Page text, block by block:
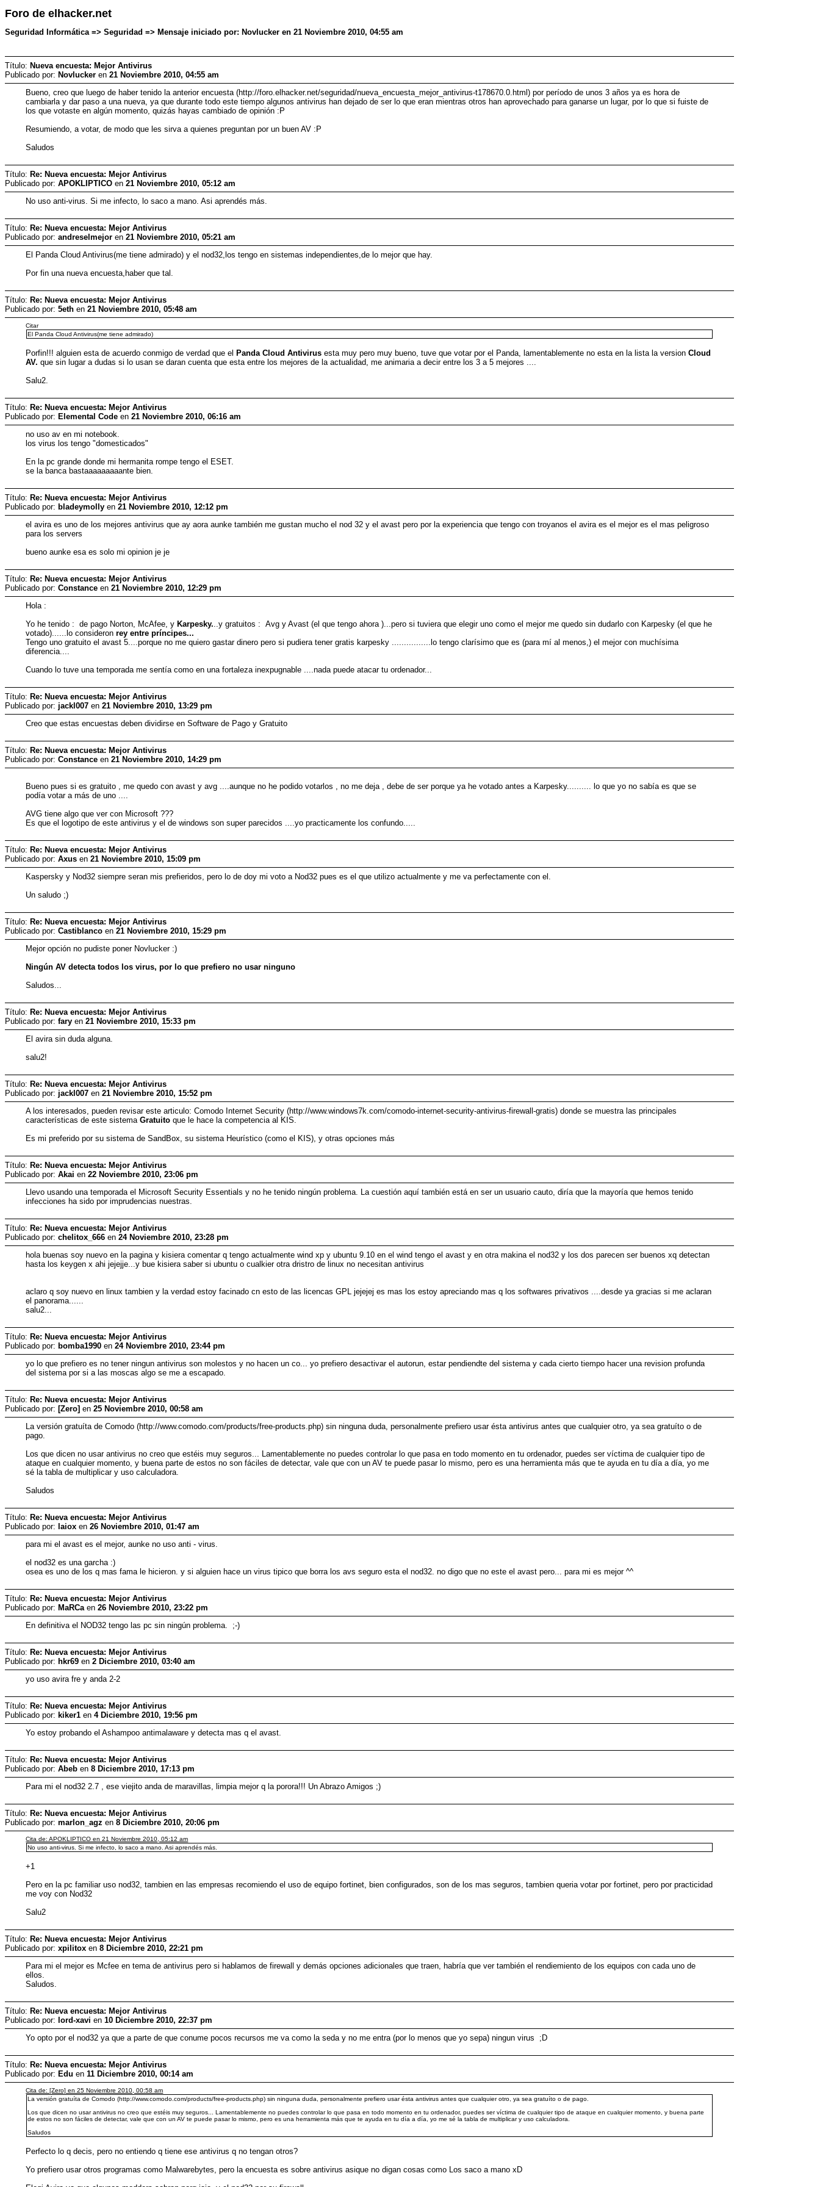
Foro de elhacker.net
Seguridad Informática => Seguridad => Mensaje iniciado por: Novlucker en 21 Noviembre 2010, 04:55 am
Título: Nueva encuesta: Mejor Antivirus
Publicado por: Novlucker en 21 Noviembre 2010, 04:55 am
Bueno, creo que luego de haber tenido la anterior encuesta (http://foro.elhacker.net/seguridad/nueva_encuesta_mejor_antivirus-t178670.0.html) por período de unos 3 años ya es hora de
cambiarla y dar paso a una nueva, ya que durante todo este tiempo algunos antivirus han dejado de ser lo que eran mientras otros han aprovechado para ganarse un lugar, por lo que si fuiste de
los que votaste en algún momento, quizás hayas cambiado de opinión :P
Resumiendo, a votar, de modo que les sirva a quienes preguntan por un buen AV :P
Saludos
Título: Re: Nueva encuesta: Mejor Antivirus
Publicado por: APOKLIPTICO en 21 Noviembre 2010, 05:12 am
No uso anti-virus. Si me infecto, lo saco a mano. Asi aprendés más.
Título: Re: Nueva encuesta: Mejor Antivirus
Publicado por: andreselmejor en 21 Noviembre 2010, 05:21 am
El Panda Cloud Antivirus(me tiene admirado) y el nod32,los tengo en sistemas independientes,de lo mejor que hay.
Por fin una nueva encuesta,haber que tal.
Título: Re: Nueva encuesta: Mejor Antivirus
Publicado por: 5eth en 21 Noviembre 2010, 05:48 am
Citar
El Panda Cloud Antivirus(me tiene admirado)
Porfin!!! alguien esta de acuerdo conmigo de verdad que el Panda Cloud Antivirus esta muy pero muy bueno, tuve que votar por el Panda, lamentablemente no esta en la lista la versionCloud
AV. que sin lugar a dudas si lo usan se daran cuenta que esta entre los mejores de la actualidad, me animaria a decir entre los 3 a 5 mejores ....
Salu2.
Título: Re: Nueva encuesta: Mejor Antivirus
Publicado por: Elemental Code en 21 Noviembre 2010, 06:16 am
no uso av en mi notebook.
los virus los tengo "domesticados"
En la pc grande donde mi hermanita rompe tengo el ESET.
se la banca bastaaaaaaaaante bien.
Título: Re: Nueva encuesta: Mejor Antivirus
Publicado por: bladeymolly en 21 Noviembre 2010, 12:12 pm
el avira es uno de los mejores antivirus que ay aora aunke también me gustan mucho el nod 32 y el avast pero por la experiencia que tengo con troyanos el avira es el mejor es el mas peligroso
para los servers
bueno aunke esa es solo mi opinion je je
Título: Re: Nueva encuesta: Mejor Antivirus
Publicado por: Constance en 21 Noviembre 2010, 12:29 pm
Hola :
Yo he tenido : de pago Norton, McAfee, y Karpesky. ..y gratuitos : Avg y Avast (el que tengo ahora )...pero si tuviera que elegir uno como el mejor me quedo sin dudarlo con Karpesky (el que he
votado)......lo consideronrey entre príncipes...
Tengo uno gratuito el avast 5....porque no me quiero gastar dinero pero si pudiera tener gratis karpesky ................lo tengo clarísimo que es (para mí al menos,) el mejor con muchísima
diferencia....
Cuando lo tuve una temporada me sentía como en una fortaleza inexpugnable ....nada puede atacar tu ordenador...
Título: Re: Nueva encuesta: Mejor Antivirus
Publicado por: ‭‭‭‭jackl007 en 21 Noviembre 2010, 13:29 pm
Creo que estas encuestas deben dividirse en Software de Pago y Gratuito
Título: Re: Nueva encuesta: Mejor Antivirus
Publicado por: Constance en 21 Noviembre 2010, 14:29 pm
Bueno pues si es gratuito , me quedo con avast y avg ....aunque no he podido votarlos , no me deja , debe de ser porque ya he votado antes a Karpesky.......... lo que yo no sabía es que se
podía votar a más de uno ....
AVG tiene algo que ver con Microsoft ???
Es que el logotipo de este antivirus y el de windows son super parecidos ....yo practicamente los confundo.....
Título: Re: Nueva encuesta: Mejor Antivirus
Publicado por: Axus en 21 Noviembre 2010, 15:09 pm
Kaspersky y Nod32 siempre seran mis prefieridos, pero lo de doy mi voto a Nod32 pues es el que utilizo actualmente y me va perfectamente con el.
Un saludo ;)
Título: Re: Nueva encuesta: Mejor Antivirus
Publicado por: Castiblanco en 21 Noviembre 2010, 15:29 pm
Mejor opción no pudiste poner Novlucker :)
Ningún AV detecta todos los virus, por lo que prefiero no usar ninguno
Saludos...
Título: Re: Nueva encuesta: Mejor Antivirus
Publicado por: fary en 21 Noviembre 2010, 15:33 pm
El avira sin duda alguna.
salu2!
Título: Re: Nueva encuesta: Mejor Antivirus
Publicado por: ‭‭‭‭jackl007 en 21 Noviembre 2010, 15:52 pm
A los interesados, pueden revisar este articulo: Comodo Internet Security (http://www.windows7k.com/comodo-internet-security-antivirus-firewall-gratis) donde se muestra las principales
características de este sistemaGratuito que le hace la competencia al KIS.
Es mi preferido por su sistema de SandBox, su sistema Heurístico (como el KIS), y otras opciones más
Título: Re: Nueva encuesta: Mejor Antivirus
Publicado por: Akai en 22 Noviembre 2010, 23:06 pm
Llevo usando una temporada el Microsoft Security Essentials y no he tenido ningún problema. La cuestión aquí también está en ser un usuario cauto, diría que la mayoría que hemos tenido
infecciones ha sido por imprudencias nuestras.
Título: Re: Nueva encuesta: Mejor Antivirus
Publicado por: chelitox_666 en 24 Noviembre 2010, 23:28 pm
hola buenas soy nuevo en la pagina y kisiera comentar q tengo actualmente wind xp y ubuntu 9.10 en el wind tengo el avast y en otra makina el nod32 y los dos parecen ser buenos xq detectan
hasta los keygen x ahi jejejje...y bue kisiera saber si ubuntu o cualkier otra dristro de linux no necesitan antivirus
aclaro q soy nuevo en linux tambien y la verdad estoy facinado cn esto de las licencas GPL jejejej es mas los estoy apreciando mas q los softwares privativos ....desde ya gracias si me aclaran
el panorama......
salu2...
Título: Re: Nueva encuesta: Mejor Antivirus
Publicado por: bomba1990 en 24 Noviembre 2010, 23:44 pm
yo lo que prefiero es no tener ningun antivirus son molestos y no hacen un co... yo prefiero desactivar el autorun, estar pendiendte del sistema y cada cierto tiempo hacer una revision profunda
del sistema por si a las moscas algo se me a escapado.
Título: Re: Nueva encuesta: Mejor Antivirus
Publicado por: [Zero] en 25 Noviembre 2010, 00:58 am
La versión gratuíta de Comodo (http://www.comodo.com/products/free-products.php) sin ninguna duda, personalmente prefiero usar ésta antivirus antes que cualquier otro, ya sea gratuíto o de
pago.
Los que dicen no usar antivirus no creo que estéis muy seguros... Lamentablemente no puedes controlar lo que pasa en todo momento en tu ordenador, puedes ser víctima de cualquier tipo de
ataque en cualquier momento, y buena parte de estos no son fáciles de detectar, vale que con un AV te puede pasar lo mismo, pero es una herramienta más que te ayuda en tu día a día, yo me
sé la tabla de multiplicar y uso calculadora.
Saludos
Título: Re: Nueva encuesta: Mejor Antivirus
Publicado por: laiox en 26 Noviembre 2010, 01:47 am
para mi el avast es el mejor, aunke no uso anti - virus.
el nod32 es una garcha :)
osea es uno de los q mas fama le hicieron. y si alguien hace un virus tipico que borra los avs seguro esta el nod32. no digo que no este el avast pero... para mi es mejor ^^
Título: Re: Nueva encuesta: Mejor Antivirus
Publicado por: MaRCa en 26 Noviembre 2010, 23:22 pm
En definitiva el NOD32 tengo las pc sin ningún problema. ;-)
Título: Re: Nueva encuesta: Mejor Antivirus
Publicado por: hkr69 en 2 Diciembre 2010, 03:40 am
yo uso avira fre y anda 2-2
Título: Re: Nueva encuesta: Mejor Antivirus
Publicado por: kiker1 en 4 Diciembre 2010, 19:56 pm
Yo estoy probando el Ashampoo antimalaware y detecta mas q el avast.
Título: Re: Nueva encuesta: Mejor Antivirus
Publicado por: Abeb en 8 Diciembre 2010, 17:13 pm
Para mi el nod32 2.7 , ese viejito anda de maravillas, limpia mejor q la porora!!! Un Abrazo Amigos ;)
Título: Re: Nueva encuesta: Mejor Antivirus
Publicado por: marlon_agz en 8 Diciembre 2010, 20:06 pm
Cita de: APOKLIPTICO en 21 Noviembre 2010, 05:12 am
No uso anti-virus. Si me infecto, lo saco a mano. Asi aprendés más.
+1
Pero en la pc familiar uso nod32, tambien en las empresas recomiendo el uso de equipo fortinet, bien configurados, son de los mas seguros, tambien queria votar por fortinet, pero por practicidad
me voy con Nod32
Salu2
Título: Re: Nueva encuesta: Mejor Antivirus
Publicado por: xpilitox en 8 Diciembre 2010, 22:21 pm
Para mi el mejor es Mcfee en tema de antivirus pero si hablamos de firewall y demás opciones adicionales que traen, habría que ver también el rendiemiento de los equipos con cada uno de
ellos.
Saludos.
Título: Re: Nueva encuesta: Mejor Antivirus
Publicado por: lord-xavi en 10 Diciembre 2010, 22:37 pm
Yo opto por el nod32 ya que a parte de que conume pocos recursos me va como la seda y no me entra (por lo menos que yo sepa) ningun virus ;D
Título: Re: Nueva encuesta: Mejor Antivirus
Publicado por: Edu en 11 Diciembre 2010, 00:14 am
Cita de: [Zero] en 25 Noviembre 2010, 00:58 am
La versión gratuíta de Comodo (http://www.comodo.com/products/free-products.php) sin ninguna duda, personalmente prefiero usar ésta antivirus antes que cualquier otro, ya sea gratuíto o de pago.
Los que dicen no usar antivirus no creo que estéis muy seguros... Lamentablemente no puedes controlar lo que pasa en todo momento en tu ordenador, puedes ser víctima de cualquier tipo de ataque en cualquier momento, y buena parte
de estos no son fáciles de detectar, vale que con un AV te puede pasar lo mismo, pero es una herramienta más que te ayuda en tu día a día, yo me sé la tabla de multiplicar y uso calculadora.
Saludos
Perfecto lo q decis, pero no entiendo q tiene ese antivirus q no tengan otros?
Yo prefiero usar otros programas como Malwarebytes, pero la encuesta es sobre antivirus asique no digan cosas como Los saco a mano xD